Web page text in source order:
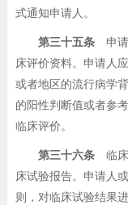
式通知申请人。
第三十五条申请
床评价资料。申请人
或者地区的流行病学
的阳性判断值或者参
临床评价。
第三十六条临床
床试验报告。申请人
则，对临床试验结果